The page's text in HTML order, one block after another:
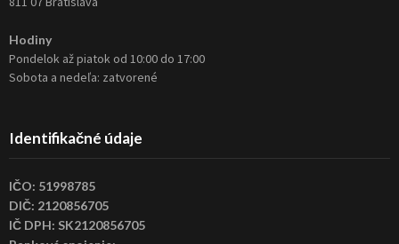
Hodiny
Pondelok až piatok od 10:00 do 17:00
Sobota a nedeľa: zatvorené
Identifikačné údaje
IČO: 51998785
DIČ: 2120856705
IČ DPH: SK2120856705